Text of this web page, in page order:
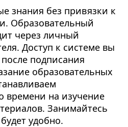
знания без привязки к
Образовательный
через личный
Доступ к системе вы
подписания
образовательных
времени на изучение
Занимайтесь
удобно.